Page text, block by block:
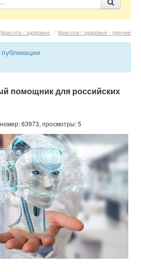
Контакты
Красота / здоровье / Красота / здоровье - прочее
помощник для российских
63973, просмотры: 5